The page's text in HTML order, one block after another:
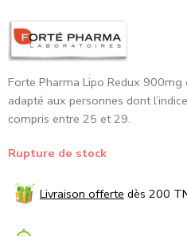
Forte Pharma Lipo Redux
adapté aux personnes dont
compris entre 25 et 29.
Rupture de stock
Livraison offerte dès 200